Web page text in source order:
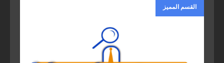
القسم المميز